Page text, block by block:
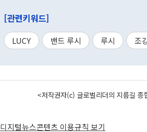
[관련키워드]
LUCY 밴드 루시 루시 조
<저작권자(c) 글로벌리더의 지름길
디지털뉴스콘텐츠 이용규칙 보기